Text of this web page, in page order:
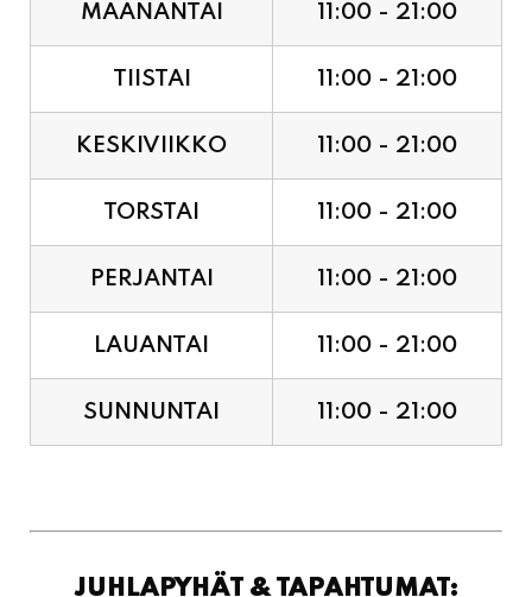
MAANANTAI 11:00 - 21:00
TIISTAI 11:00 - 21:00
KESKIVIIKKO 11:00 - 21:00
TORSTAI 11:00 - 21:00
PERJANTAI 11:00 - 21:00
LAUANTAI 11:00 - 21:00
SUNNUNTAI 11:00 - 21:00
JUHLAPYHÄT & TAPAHTUMAT: